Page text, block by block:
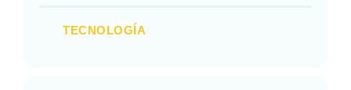
TECNOLOGÍA